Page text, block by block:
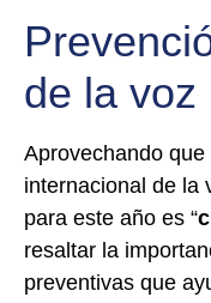
de la voz
Aprovechando
internacional de la
para este año es “
resaltar la
preventivas que